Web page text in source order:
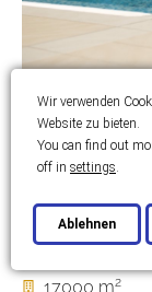
ZADAR
von Zadar
17000 m2
Wir verwenden
Website zu bieten.
You can find out
off in settings.
Ablehnen